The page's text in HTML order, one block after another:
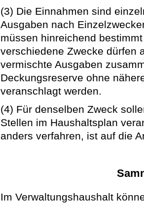
(3) Die Einnahmen sind
Ausgaben nach
müssen hinreichend
verschiedene Zwecke dürfen
vermischte Ausgaben
Deckungsreserve ohne
veranschlagt werden.
(4) Für denselben Zweck
Stellen im Haushaltsplan
anders verfahren, ist auf die
Im Verwaltungshaushalt